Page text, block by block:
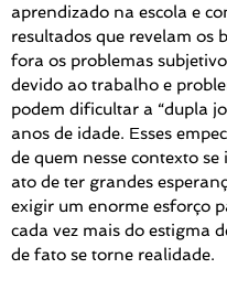
aprendizado na escola e
resultados que revelam os
fora os problemas
devido ao trabalho e
podem dificultar a “dupla
anos de idade. Esses
de quem nesse contexto
ato de ter grandes
exigir um enorme esforço
cada vez mais do estigma
de fato se torne realidade.